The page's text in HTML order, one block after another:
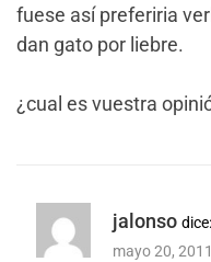
fuese así preferiria
dan gato por liebre.
¿cual es vuestra
jalonso dice:
mayo 20,